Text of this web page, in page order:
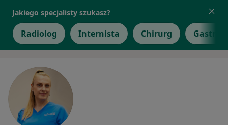
Jakiego specjalisty szukasz?
Radiolog Internista Chirurg